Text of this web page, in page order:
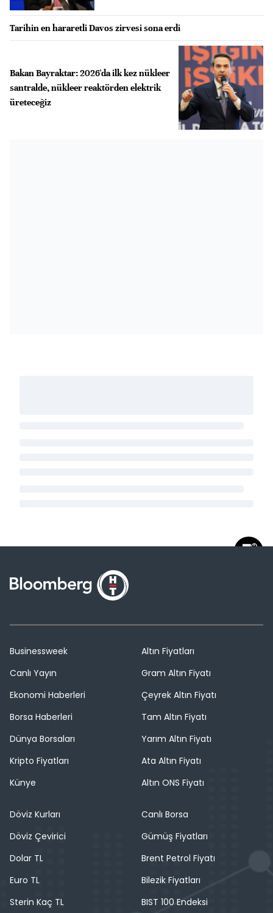
Tarihin en hararetli Davos zirvesi sona erdi
Bakan Bayraktar: 2026'da ilk kez nükleer
santralde, nükleer reaktörden elektrik
üreteceğiz
Businessweek
Canlı Yayın
Ekonomi Haberleri
Borsa Haberleri
Dünya Borsaları
Kripto Fiyatları
Künye
Altın Fiyatları
Gram Altın Fiyatı
Çeyrek Altın Fiyatı
Tam Altın Fiyatı
Yarım Altın Fiyatı
Ata Altın Fiyatı
Altın ONS Fiyatı
Döviz Kurları
Döviz Çevirici
Dolar TL
Euro TL
Sterin Kaç TL
Canlı Borsa
Gümüş Fiyatları
Brent Petrol Fiyatı
Bilezik Fiyatları
BIST 100 Endeksi